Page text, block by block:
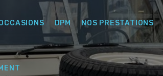
DPM NOS PRESTATIONS